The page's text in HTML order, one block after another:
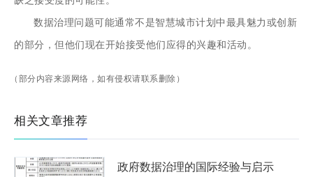
数据治理问题可能通常不是智慧城市计划中最具魅力或创新
的部分，但他们现在开始接受他们应得的兴趣和活动。
（部分内容来源网络，如有侵权请联系删除）
相关文章推荐
政府数据治理的国际经验与启示